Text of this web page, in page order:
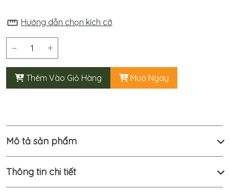
Vụ
Tức
Cửa
Liên
Hệ
Tài khoản
Hướng dẫn chọn kích cỡ
− +
Thêm Vào Giỏ Hàng Mua Ngay
Mô tả sản phẩm
Thông tin chi tiết